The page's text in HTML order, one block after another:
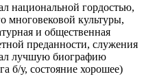
национальной гордостью,
многовековой культуры,
и общественная
преданности, служения
лучшую биографию
б/у, состояние хорошее)